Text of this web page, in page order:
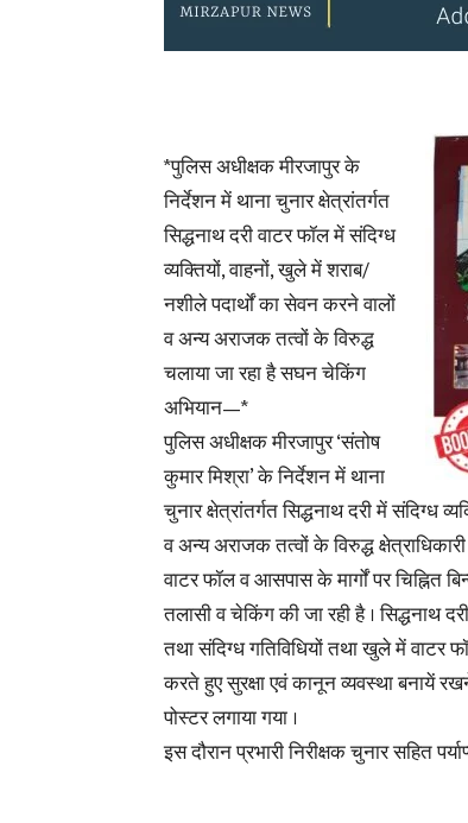
*पुलिस अधीक्षक मीरजापुर के
निर्देशन में थाना चुनार क्षेत्रांतर्गत
सिद्धनाथ दरी वाटर फॉल में संदिग्ध
व्यक्तियों, वाहनों, खुले में शराब/
नशीले पदार्थों का सेवन करने वालों
व अन्य अराजक तत्वों के विरुद्ध
चलाया जा रहा है सघन चेकिंग
अभियान—*
पुलिस अधीक्षक मीरजापुर ‘संतोष
कुमार मिश्रा’ के निर्देशन में थाना
चुनार क्षेत्रांतर्गत सिद्धनाथ दरी में संदिग्ध
व अन्य अराजक तत्वों के विरुद्ध
वाटर फॉल व आसपास के मार्गों पर चिह्नित
तलासी व चेकिंग की जा रही है । सिद्धनाथ
तथा संदिग्ध गतिविधियों तथा खुले में वाटर
करते हुए सुरक्षा एवं कानून व्यवस्था बनायें
पोस्टर लगाया गया ।
इस दौरान प्रभारी निरीक्षक चुनार सहित